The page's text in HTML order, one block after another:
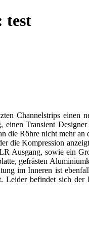
test
Channelstrips
Transient
Röhre nicht mehr
die Kompression
Ausgang, sowie ein
gefrästen
im Inneren ist
befindet sich